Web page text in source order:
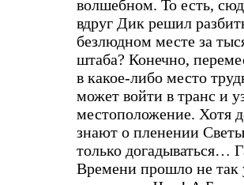
волшебном. То есть,
вдруг Дик решил
безлюдном месте за
штаба? Конечно,
в какое-либо место
может войти в транс и
местоположение. Хотя
знают о пленении
только догадываться…
Времени прошло не так